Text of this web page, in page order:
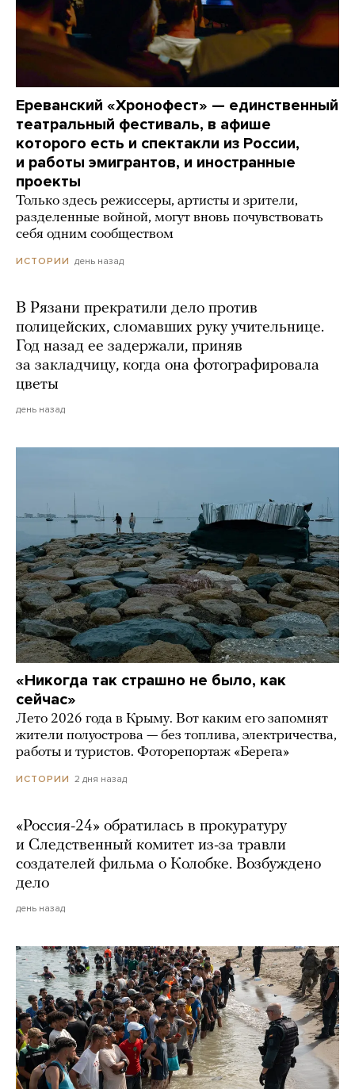
Ереванский «Хронофест» — единственный
театральный фестиваль, в афише
которого есть и спектакли из России,
и работы эмигрантов, и иностранные
проекты
Только здесь режиссеры, артисты и зрители,
разделенные войной, могут вновь почувствовать
себя одним сообществом
ИСТОРИИ день назад
В Рязани прекратили дело против
полицейских, сломавших руку учительнице.
Год назад ее задержали, приняв
за закладчицу, когда она фотографировала
цветы
день назад
«Никогда так страшно не было, как
сейчас»
Лето 2026 года в Крыму. Вот каким его запомнят
жители полуострова — без топлива, электричества,
работы и туристов. Фоторепортаж «Берега»
ИСТОРИИ 2 дня назад
«Россия-24» обратилась в прокуратуру
и Следственный комитет из-за травли
создателей фильма о Колобке. Возбуждено
дело
день назад